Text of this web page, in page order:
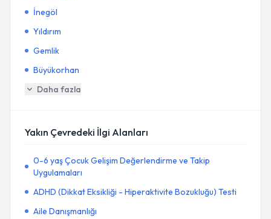
İnegöl
Yıldırım
Gemlik
Büyükorhan
Daha fazla
Yakın Çevredeki İlgi Alanları
0-6 yaş Çocuk Gelişim Değerlendirme ve Takip
Uygulamaları
ADHD (Dikkat Eksikliği - Hiperaktivite Bozukluğu) Testi
Aile Danışmanlığı